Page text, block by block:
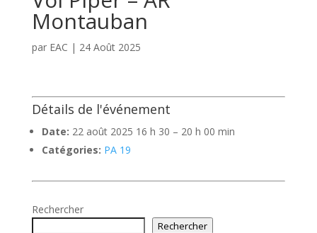
Montauban
par EAC | 24 Août 2025
Détails de l'événement
Date: 22 août 2025 16 h 30 – 20 h 00 min
Catégories: PA 19
Rechercher
Rechercher